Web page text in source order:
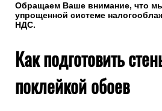
Обращаем Ваше внимание, что
упрощенной системе
НДС.
Как подготовить
поклейкой обоев